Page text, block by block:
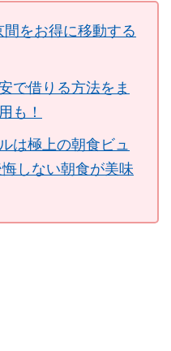
をお得に移動する
で借りる方法をま
も！
は極上の朝食ビュ
しない朝食が美味